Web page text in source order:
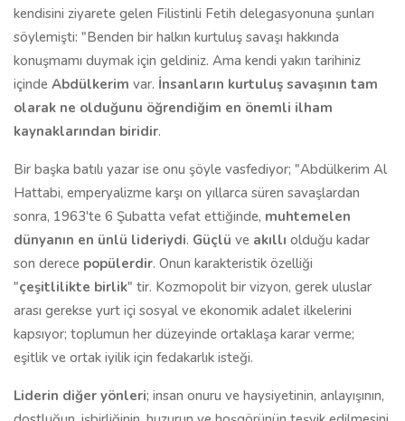
kendisini ziyarete gelen Filistinli Fetih delegasyonuna şunları
söylemişti: "Benden bir halkın kurtuluş savaşı hakkında
konuşmamı duymak için geldiniz. Ama kendi yakın tarihiniz
içinde Abdülkerim var. İnsanların kurtuluş savaşının tam
olarak ne olduğunu öğrendiğim en önemli ilham
kaynaklarından biridir.
Bir başka batılı yazar ise onu şöyle vasfediyor; "Abdülkerim Al
Hattabi, emperyalizme karşı on yıllarca süren savaşlardan
sonra, 1963'te 6 Şubatta vefat ettiğinde, muhtemelen
dünyanın en ünlü lideriydi. Güçlü ve akıllı olduğu kadar
son derece popülerdir. Onun karakteristik özelliği
"çeşitlilikte birlik" tir. Kozmopolit bir vizyon, gerek uluslar
arası gerekse yurt içi sosyal ve ekonomik adalet ilkelerini
kapsıyor; toplumun her düzeyinde ortaklaşa karar verme;
eşitlik ve ortak iyilik için fedakarlık isteği.
Liderin diğer yönleri; insan onuru ve haysiyetinin, anlayışının,